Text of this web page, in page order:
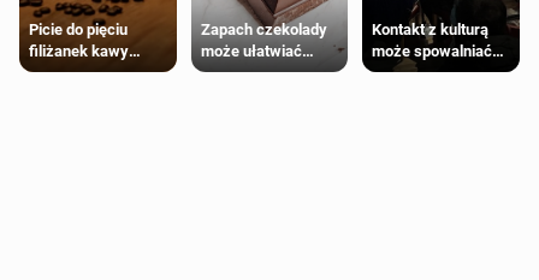
Picie do pięciu
filiżanek kawy
dziennie jest
Zapach czekolady
może ułatwiać
trening siłowy
Kontakt z kulturą
może spowalniać
starzenie